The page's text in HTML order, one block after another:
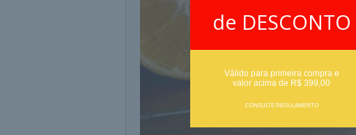
de DESCONTO
Válido para primeira compra e
valor acima de R$ 399,00
CONSULTE REGULAMENTO